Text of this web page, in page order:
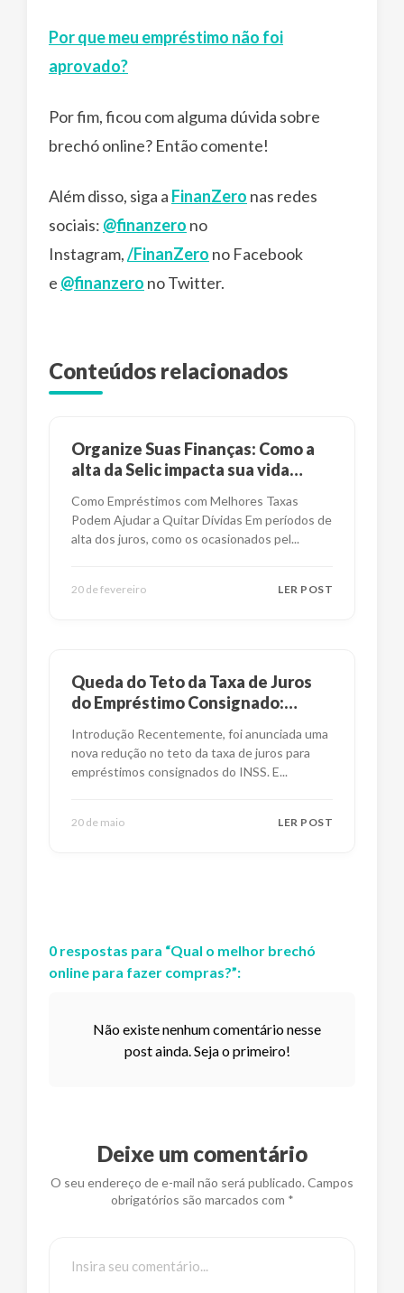
Por que meu empréstimo não foi
aprovado?
Por fim, ficou com alguma dúvida sobre
brechó online? Então comente!
Além disso, siga a FinanZero nas redes
sociais: @finanzero no
Instagram,/FinanZero no Facebook
e @finanzero no Twitter.
Conteúdos relacionados
Organize Suas Finanças: Como a
alta da Selic impacta sua vida
Como Empréstimos com Melhores Taxas
Podem Ajudar a Quitar Dívidas Em períodos de
alta dos juros, como os ocasionados pel...
20 de fevereiro LER POST
Queda do Teto da Taxa de Juros
do Empréstimo Consignado:
Introdução Recentemente, foi anunciada uma
nova redução no teto da taxa de juros para
empréstimos consignados do INSS. E...
20 de maio LER POST
0 respostas para “Qual o melhor brechó
online para fazer compras?”:
Não existe nenhum comentário nesse
post ainda. Seja o primeiro!
Deixe um comentário
O seu endereço de e-mail não será publicado. Campos
obrigatórios são marcados com *